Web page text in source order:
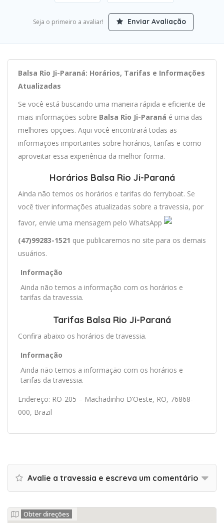
Seja o primeiro a avaliar! Enviar Avaliação
Balsa Rio Ji-Paraná: Horários, Tarifas e Informações
Atualizadas
Se você está buscando uma maneira rápida e eficiente de
mais informações sobre Balsa Rio Ji-Paraná é uma das
melhores opções. Aqui você encontrará todas as
informações importantes sobre horários, tarifas e como
aproveitar essa experiência da melhor forma.
Horários Balsa Rio Ji-Paraná
Ainda não temos os horários e tarifas do ferryboat. Se
você tiver informações atualizadas sobre a travessia, por
favor, envie uma mensagem pelo WhatsApp
(47)99283-1521 que publicaremos no site para os demais
usuários.
Informação
Ainda não temos a informação com os horários e
tarifas da travessia.
Tarifas Balsa Rio Ji-Paraná
Confira abaixo os horários de travessia.
Informação
Ainda não temos a informação com os horários e
tarifas da travessia.
Endereço: RO-205 – Machadinho D’Oeste, RO, 76868-
000, Brazil
Avalie a travessia e escreva um comentário
Obter direções